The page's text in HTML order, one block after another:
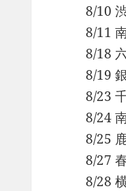
8/10
8/11
8/18
8/19
8/23
8/24
8/25
8/27
8/28